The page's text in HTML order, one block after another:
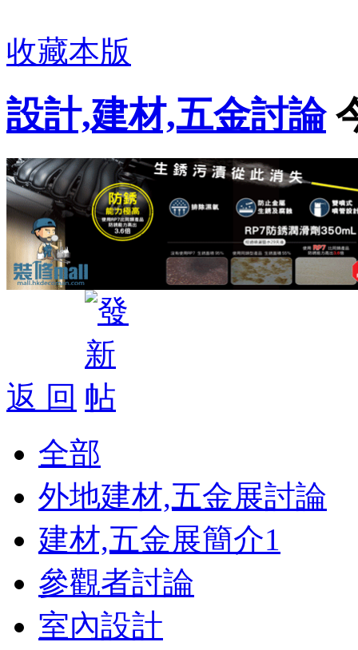
收藏本版
設計,建材,五金討論
返 回
全部
外地建材,五金展討論
建材,五金展簡介1
參觀者討論
室內設計